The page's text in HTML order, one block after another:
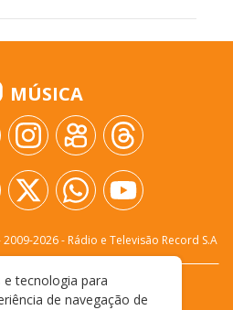
MÚSICA
2026- Rádio e Televisão Record S.A
CONOSCO
PRIVACIDADE
tecnologia para
de navegação de